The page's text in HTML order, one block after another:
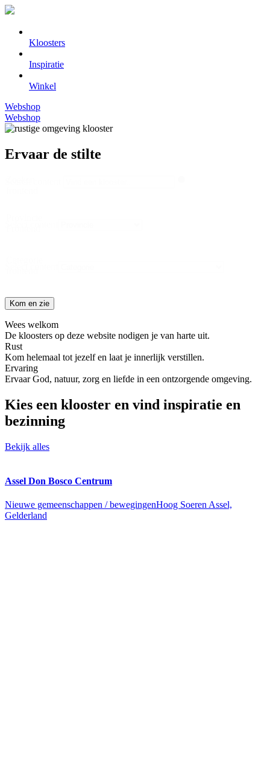
Kloosters
Inspiratie
Winkel
Webshop
Webshop
Ervaar de stilte
Wees welkom
De kloosters op deze website nodigen je van harte uit.
Rust
Kom helemaal tot jezelf en laat je innerlijk verstillen.
Ervaring
Ervaar God, natuur, zorg en liefde in een ontzorgende omgeving.
Kies een klooster en vind inspiratie en
bezinning
Bekijk alles
Assel Don Bosco Centrum
Nieuwe gemeenschappen / bewegingenHoog Soeren Assel,
Gelderland